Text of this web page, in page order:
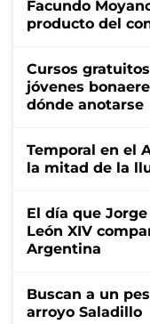
Facundo
producto del
Cursos
jóvenes
dónde anotarse
Temporal en el
la mitad de la
El día que
León XIV
Argentina
Buscan a un
arroyo Saladillo